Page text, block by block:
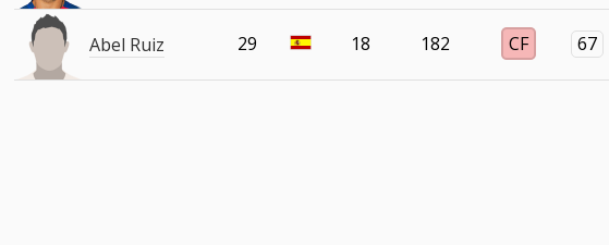
Abel Ruiz 29 18 182 CF 67